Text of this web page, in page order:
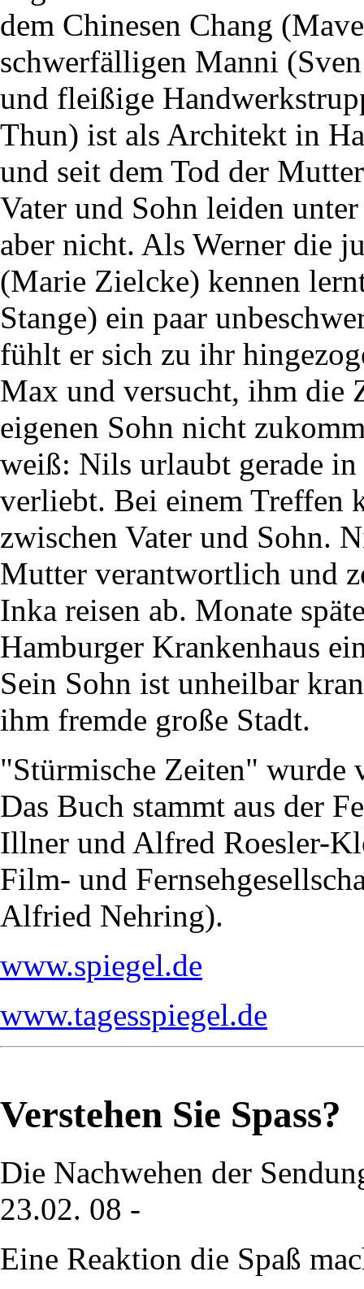
dem Chinesen Chang
schwerfälligen Manni
und fleißige
Thun) ist als Architekt in
und seit dem Tod der
Vater und Sohn leiden
aber nicht. Als Werner die
(Marie Zielcke) kennen
Stange) ein paar
fühlt er sich zu ihr
Max und versucht, ihm die
eigenen Sohn nicht
weiß: Nils urlaubt gerade
verliebt. Bei einem Treffen
zwischen Vater und Sohn.
Mutter verantwortlich und
Inka reisen ab. Monate
Hamburger Krankenhaus
Sein Sohn ist unheilbar
ihm fremde große Stadt.
"Stürmische Zeiten" wurde
Das Buch stammt aus der
Illner und Alfred Roesler-
Film- und
Alfried Nehring).
www.spiegel.de
www.tagesspiegel.de
Verstehen Sie Spass?
Die Nachwehen der
23.02. 08 -
Eine Reaktion die Spaß